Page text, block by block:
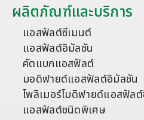
ผลิตภัณฑ์และบริการ
แอสฟัลต์ซีเมนต์
แอสฟัลต์อิมัลชัน
คัตแบกแอสฟัลต์
มอดิฟายด์แอสฟัลต์อิมัลชัน
โพลิเมอร์โมดิฟายด์แอสฟัล
แอสฟัลต์ชนิดพิเศษ